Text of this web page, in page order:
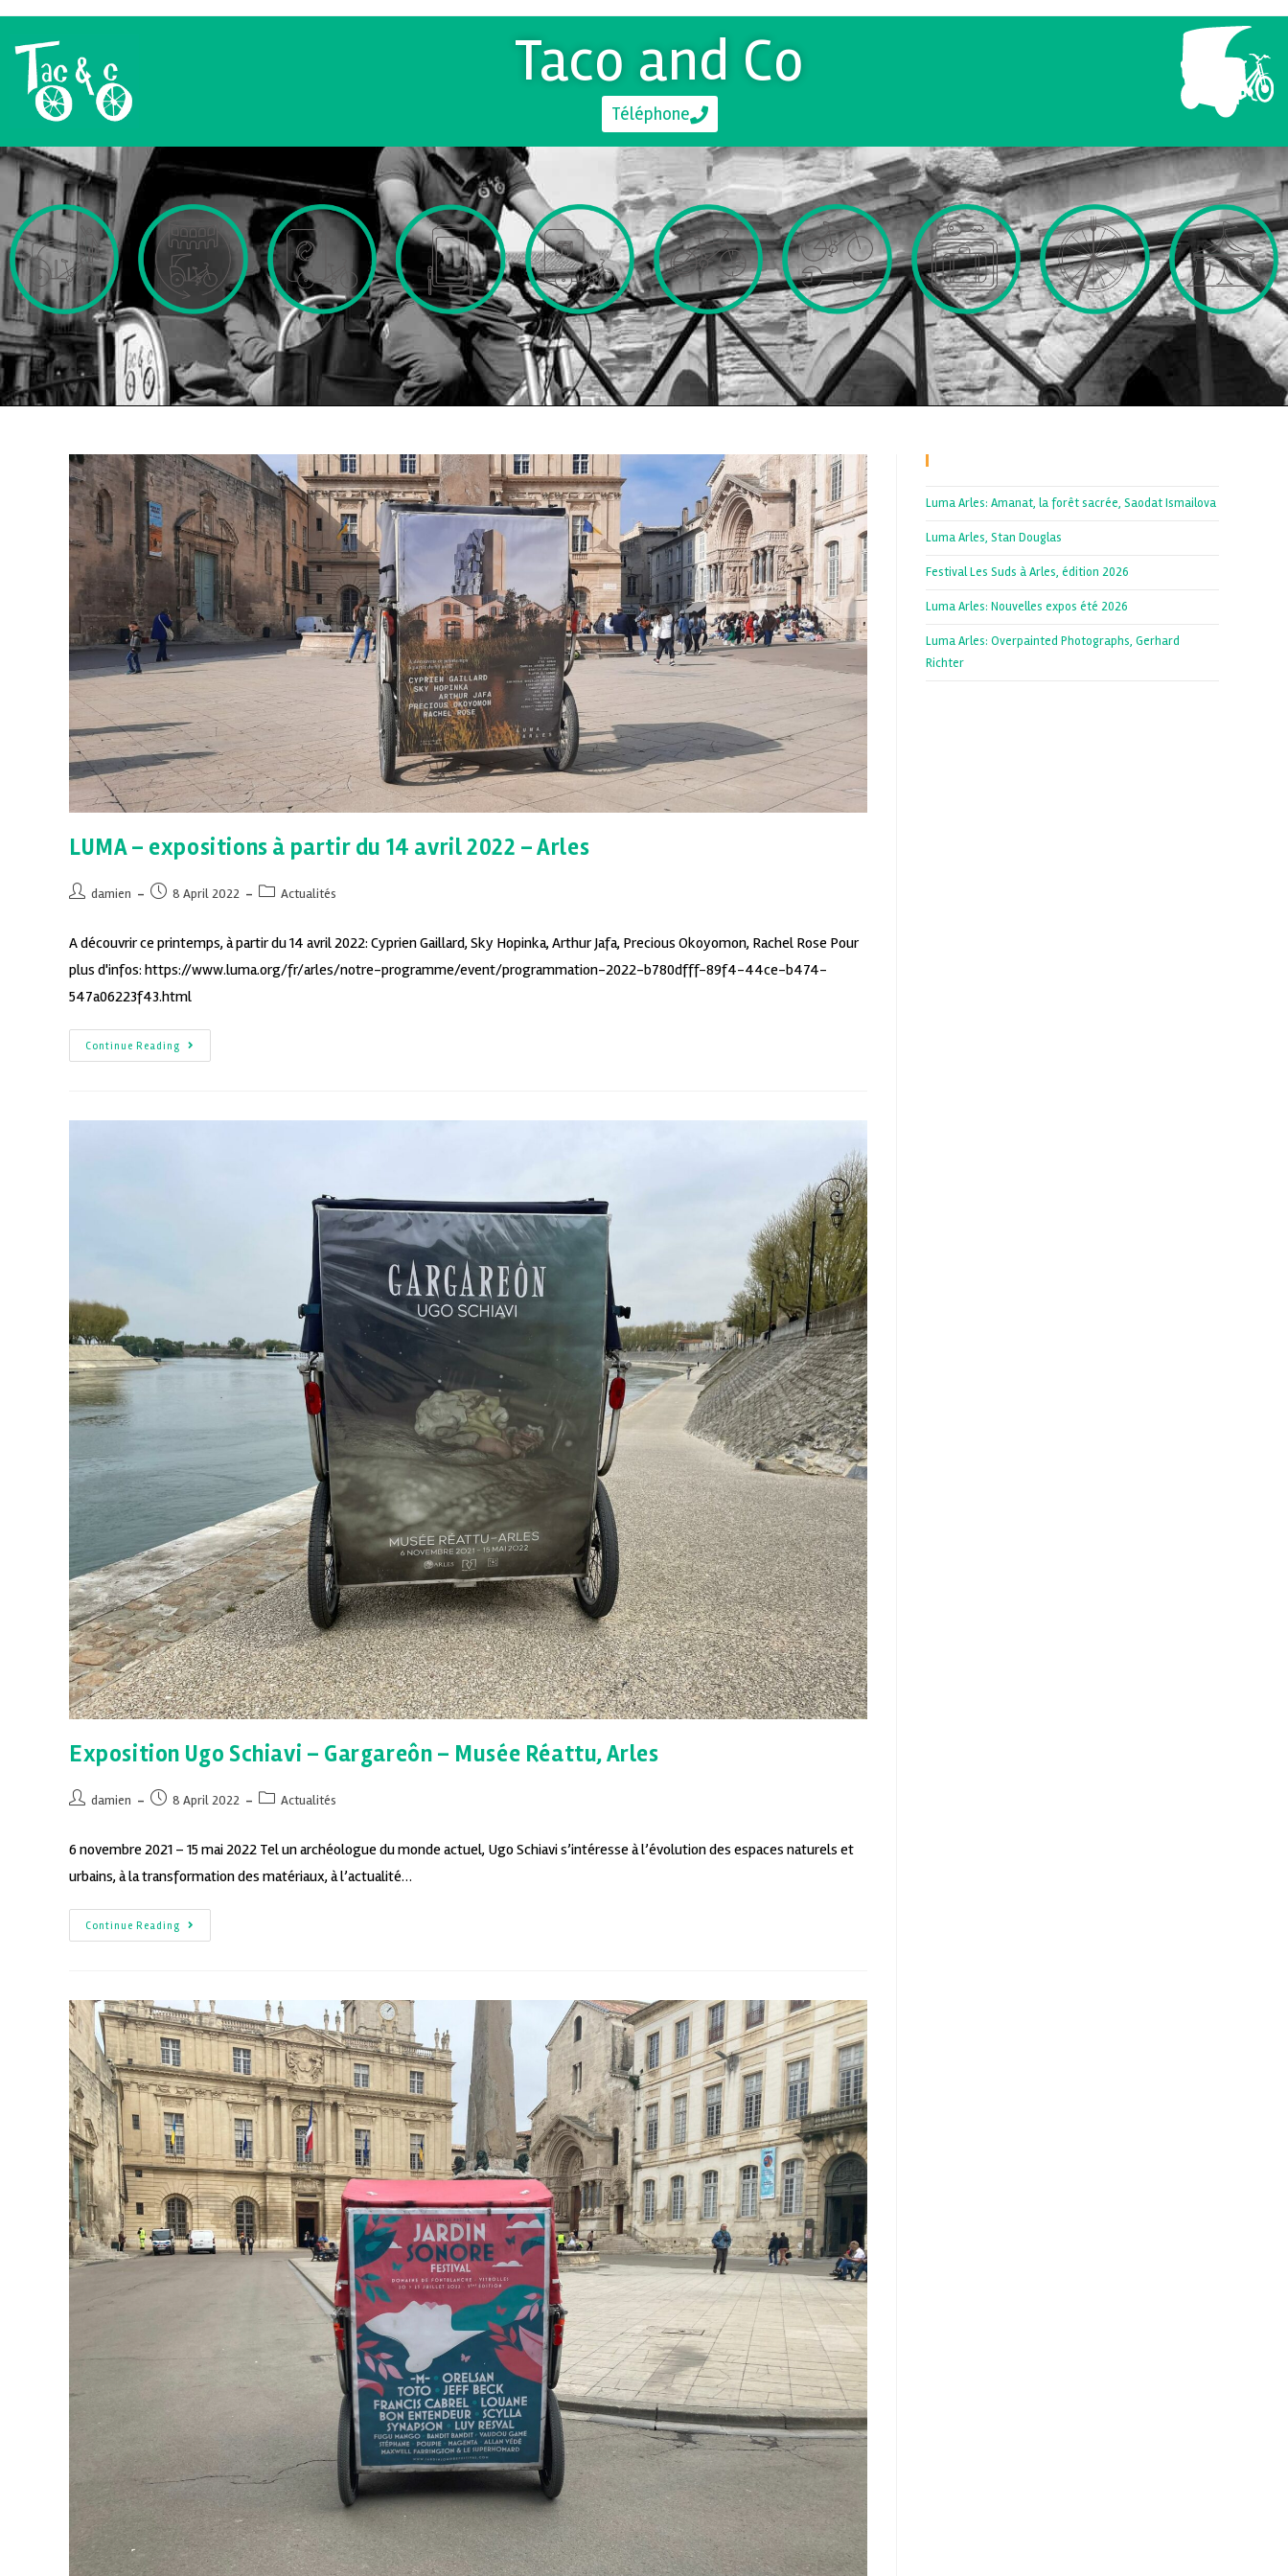
Taco and Co
Téléphone
LUMA – expositions à partir du 14 avril 2022 – Arles
damien 8 April 2022 Actualités
A découvrir ce printemps, à partir du 14 avril 2022: Cyprien Gaillard, Sky Hopinka, Arthur Jafa, Precious Okoyomon, Rachel Rose Pour
plus d'infos: https://www.luma.org/fr/arles/notre-programme/event/programmation-2022-b780dfff-89f4-44ce-b474-
547a06223f43.html
Continue Reading
Exposition Ugo Schiavi – Gargareôn – Musée Réattu, Arles
damien 8 April 2022 Actualités
6 novembre 2021 – 15 mai 2022 Tel un archéologue du monde actuel, Ugo Schiavi s’intéresse à l’évolution des espaces naturels et
urbains, à la transformation des matériaux, à l’actualité…
Continue Reading
Luma Arles: Amanat, la forêt sacrée, Saodat Ismailova
Luma Arles, Stan Douglas
Festival Les Suds à Arles, édition 2026
Luma Arles: Nouvelles expos été 2026
Luma Arles: Overpainted Photographs, Gerhard
Richter